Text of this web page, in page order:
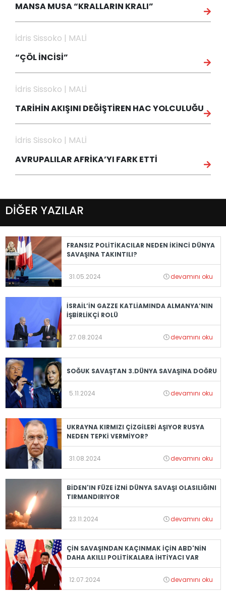
MANSA MUSA “KRALLARIN KRALI”
İdris Sissoko | MALİ
“ÇÖL İNCİSİ”
İdris Sissoko | MALİ
TARİHİN AKIŞINI DEĞİŞTİREN HAC YOLCULUĞU
İdris Sissoko | MALİ
AVRUPALILAR AFRİKA’YI FARK ETTİ
DİĞER YAZILAR
FRANSIZ POLİTİKACILAR NEDEN İKİNCİ DÜNYA
SAVAŞINA TAKINTILI?
31.05.2024 devamını oku
İSRAİL’İN GAZZE KATLİAMINDA ALMANYA’NIN
İŞBİRLİKÇİ ROLÜ
27.08.2024 devamını oku
SOĞUK SAVAŞTAN 3.DÜNYA SAVAŞINA DOĞRU
5.11.2024 devamını oku
UKRAYNA KIRMIZI ÇİZGİLERİ AŞIYOR RUSYA
NEDEN TEPKİ VERMİYOR?
31.08.2024 devamını oku
BİDEN'IN FÜZE İZNİ DÜNYA SAVAŞI OLASILIĞINI
TIRMANDIRIYOR
23.11.2024 devamını oku
ÇİN SAVAŞINDAN KAÇINMAK İÇİN ABD'NİN
DAHA AKILLI POLİTİKALARA İHTİYACI VAR
12.07.2024 devamını oku